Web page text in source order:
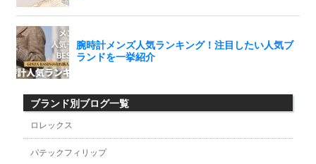
運営会社
ブランド別ブログ一覧
ロレックス
パテックフィリップ